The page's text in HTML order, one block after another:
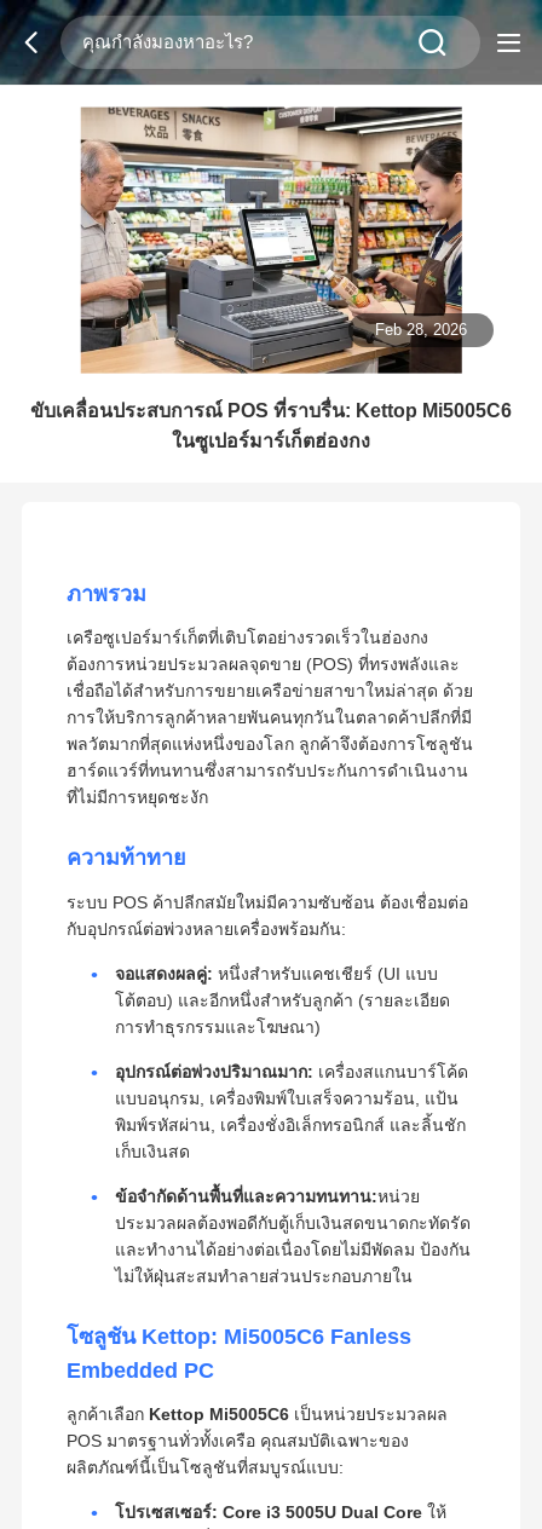
Feb 28, 2026
ขับเคลื่อนประสบการณ์ POS ที่ราบรื่น: Kettop Mi5005C6
ในซูเปอร์มาร์เก็ตฮ่องกง
ภาพรวม
เครือซูเปอร์มาร์เก็ตที่เติบโตอย่างรวดเร็วในฮ่องกง
ต้องการหน่วยประมวลผลจุดขาย (POS) ที่ทรงพลังและ
เชื่อถือได้สำหรับการขยายเครือข่ายสาขาใหม่ล่าสุด ด้วย
การให้บริการลูกค้าหลายพันคนทุกวันในตลาดค้าปลีกที่มี
พลวัตมากที่สุดแห่งหนึ่งของโลก ลูกค้าจึงต้องการโซลูชัน
ฮาร์ดแวร์ที่ทนทานซึ่งสามารถรับประกันการดำเนินงาน
ที่ไม่มีการหยุดชะงัก
ความท้าทาย
ระบบ POS ค้าปลีกสมัยใหม่มีความซับซ้อน ต้องเชื่อมต่อ
กับอุปกรณ์ต่อพ่วงหลายเครื่องพร้อมกัน:
จอแสดงผลคู่: หนึ่งสำหรับแคชเชียร์ (UI แบบ
โต้ตอบ) และอีกหนึ่งสำหรับลูกค้า (รายละเอียด
การทำธุรกรรมและโฆษณา)
อุปกรณ์ต่อพ่วงปริมาณมาก: เครื่องสแกนบาร์โค้ด
แบบอนุกรม, เครื่องพิมพ์ใบเสร็จความร้อน, แป้น
พิมพ์รหัสผ่าน, เครื่องชั่งอิเล็กทรอนิกส์ และลิ้นชัก
เก็บเงินสด
ข้อจำกัดด้านพื้นที่และความทนทาน:หน่วย
ประมวลผลต้องพอดีกับตู้เก็บเงินสดขนาดกะทัดรัด
และทำงานได้อย่างต่อเนื่องโดยไม่มีพัดลม ป้องกัน
ไม่ให้ฝุ่นสะสมทำลายส่วนประกอบภายใน
โซลูชัน Kettop: Mi5005C6 Fanless
Embedded PC
ลูกค้าเลือก Kettop Mi5005C6เป็นหน่วยประมวลผล
POS มาตรฐานทั่วทั้งเครือ คุณสมบัติเฉพาะของ
ผลิตภัณฑ์นี้เป็นโซลูชันที่สมบูรณ์แบบ:
โปรเซสเซอร์: Core i3 5005U Dual Coreให้